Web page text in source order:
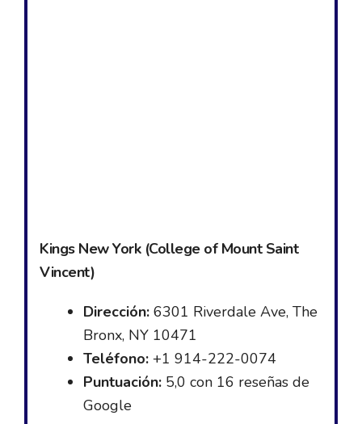
Kings New York (College of Mount Saint
Vincent)
Dirección: 6301 Riverdale Ave, The
Bronx, NY 10471
Teléfono: +1 914-222-0074
Puntuación: 5,0 con 16 reseñas de
Google